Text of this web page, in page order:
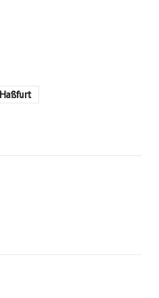
Haßfurt